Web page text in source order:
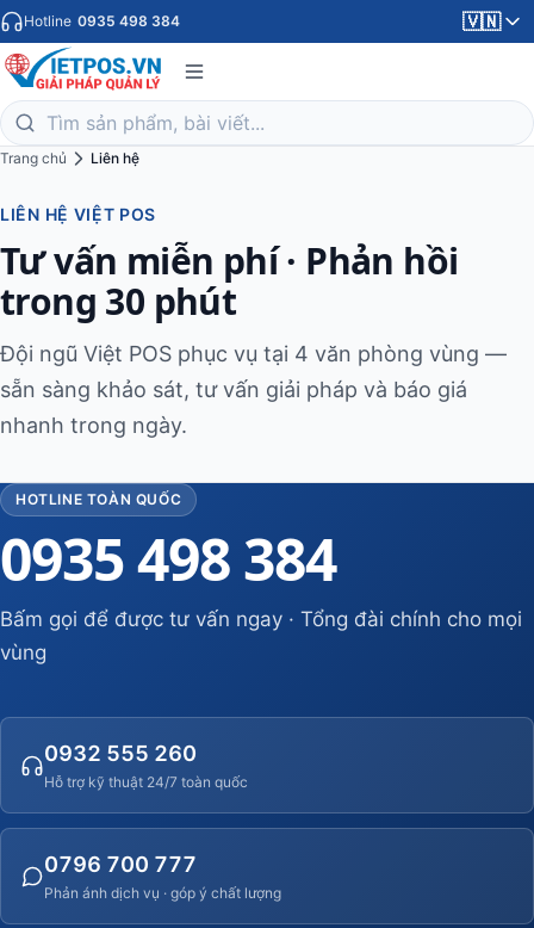
Hotline 0935 498 384 🇻🇳
Trang chủ Liên hệ
LIÊN HỆ VIỆT POS
Tư vấn miễn phí · Phản hồi
trong 30 phút
Đội ngũ Việt POS phục vụ tại 4 văn phòng vùng —
sẵn sàng khảo sát, tư vấn giải pháp và báo giá
nhanh trong ngày.
HOTLINE TOÀN QUỐC
0935 498 384
Bấm gọi để được tư vấn ngay · Tổng đài chính cho mọi
vùng
0932 555 260
Hỗ trợ kỹ thuật 24/7 toàn quốc
0796 700 777
Phản ánh dịch vụ · góp ý chất lượng